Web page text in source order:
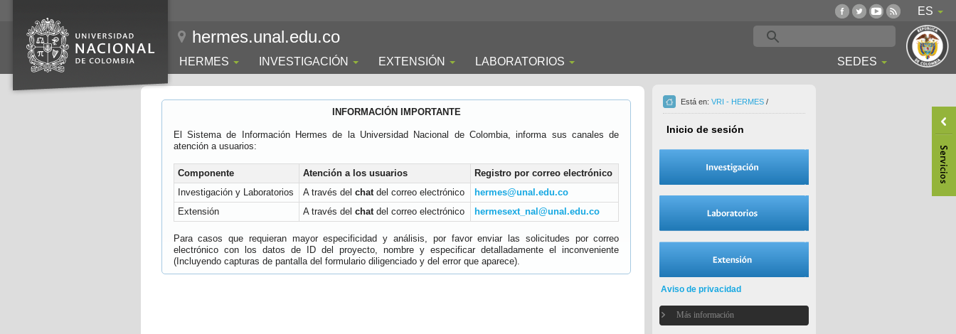
ES
hermes.unal.edu.co
HERMES INVESTIGACIÓN EXTENSIÓN LABORATORIOS SEDES
INFORMACIÓN IMPORTANTE
El Sistema de Información Hermes de la Universidad Nacional de Colombia, informa sus canales de
atención a usuarios:
Componente Atención a los usuarios
Registro por correo electrónico
Investigación y Laboratorios
A través del chatdel correo electrónico
hermes@unal.edu.co
Extensión
A través del chatdel correo electrónico hermesext_nal@unal.edu.co
Para casos que requieran mayor especificidad y análisis, por favor enviar las solicitudes por correo
electrónico con los datos de ID del proyecto, nombre y especificar detalladamente el inconveniente
(Incluyendo capturas de pantalla del formulario diligenciado y del error que aparece).
Está en: VRI - HERMES /
Inicio de sesión
Aviso de privacidad
Más información